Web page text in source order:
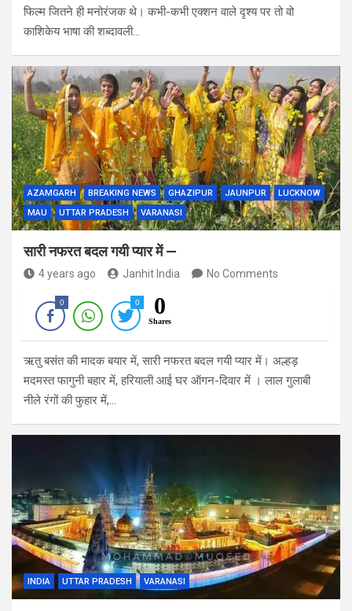
फिल्म जितने ही मनोरंजक थे। कभी-कभी एक्शन वाले दृश्य पर तो वो
काशिकेय भाषा की शब्दावली…
AZAMGARH BREAKING NEWS GHAZIPUR JAUNPUR
LUCKNOW
MAU
UTTAR PRADESH VARANASI
सारी नफरत बदल गयी प्यार में —
4 years ago Janhit India No Comments
0 0 0
Shares
ऋतु बसंत की मादक बयार में, सारी नफरत बदल गयी प्यार में। अल्हड़
मदमस्त फागुनी बहार में, हरियाली आई घर ऑगन-दिवार में । लाल गुलाबी
नीले रंगों की फुहार में,…
INDIA UTTAR PRADESH VARANASI